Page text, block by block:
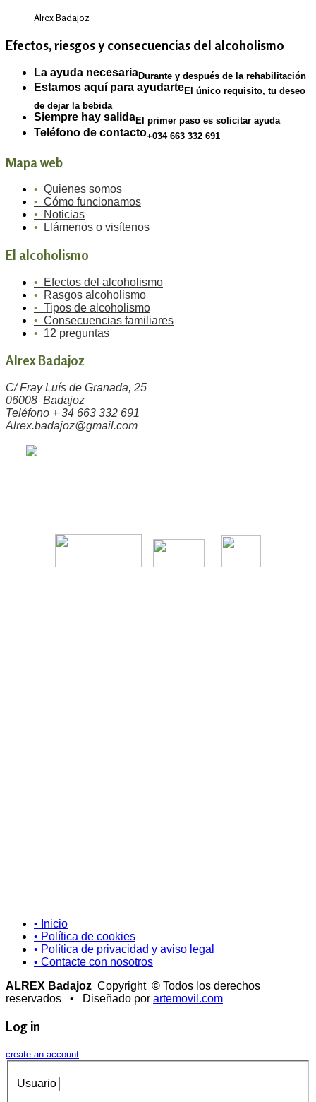
Alrex Badajoz
Efectos, riesgos y consecuencias del alcoholismo
La ayuda necesariaDurante y después de la rehabilitación
Estamos aquí para ayudarteEl único requisito, tu deseo
de dejar la bebida
Siempre hay salidaEl primer paso es solicitar ayuda
Teléfono de contacto+034 663 332 691
Mapa web
• Quienes somos
• Cómo funcionamos
• Noticias
• Llámenos o visítenos
El alcoholismo
• Efectos del alcoholismo
• Rasgos alcoholismo
• Tipos de alcoholismo
• Consecuencias familiares
• 12 preguntas
Alrex Badajoz
C/ Fray Luís de Granada, 25
06008 Badajoz
Teléfono + 34 663 332 691
Alrex.badajoz@gmail.com
• Inicio
• Política de cookies
• Política de privacidad y aviso legal
• Contacte con nosotros
ALREX Badajoz Copyright © Todos los derechos
reservados • Diseñado por artemovil.com
Log in
create an account
Usuario